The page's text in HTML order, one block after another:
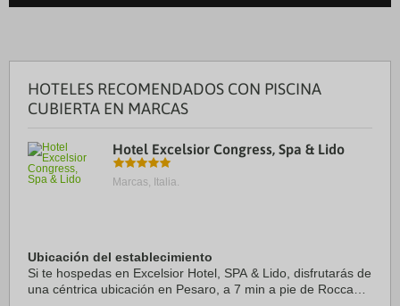
HOTELES RECOMENDADOS CON PISCINA
CUBIERTA EN MARCAS
Hotel Excelsior Congress, Spa & Lido
Marcas, Italia.
Ubicación del establecimiento
Si te hospedas en Excelsior Hotel, SPA & Lido, disfrutarás de
una céntrica ubicación en Pesaro, a 7 min a pie de Rocca